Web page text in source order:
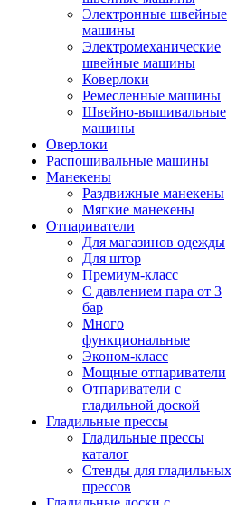
Электронные швейные
машины
Электромеханические
швейные машины
Коверлоки
Ремесленные машины
Швейно-вышивальные
машины
Оверлоки
Распошивальные машины
Манекены
Раздвижные манекены
Мягкие манекены
Отпариватели
Для магазинов одежды
Для штор
Премиум-класс
С давлением пара от 3
бар
Много
функциональные
Эконом-класс
Мощные отпариватели
Отпариватели с
гладильной доской
Гладильные прессы
Гладильные прессы
каталог
Стенды для гладильных
прессов